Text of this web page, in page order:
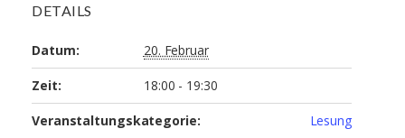
DETAILS
Datum: 20. Februar
Zeit: 18:00 - 19:30
Veranstaltungskategorie: Lesung